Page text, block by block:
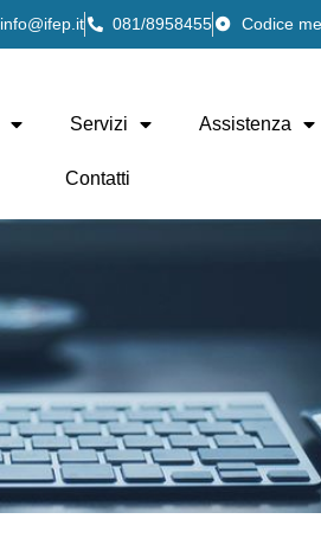
info@ifep.it 081/8958455 Codice
Servizi Assistenza
Contatti